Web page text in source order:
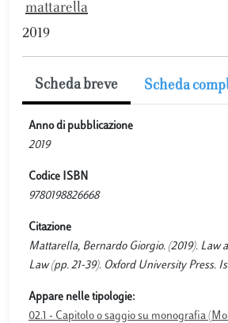
mattarella
2019
Scheda breve Scheda
Anno di pubblicazione
2019
Codice ISBN
9780198826668
Citazione
Mattarella, Bernardo Giorgio. (2019). Law
Law (pp. 21-39). Oxford University Press.
Appare nelle tipologie:
02.1 - Capitolo o saggio su monografia